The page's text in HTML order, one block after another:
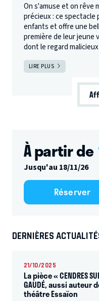
On s'amuse et on rêve
précieux : ce
enfants et offre une
première de leur
dont le regard
LIRE PLUS
À partir de
Jusqu'au 18/11/26
Réserver
DERNIÈRES
21/10/2025
La pièce « CENDRES
GAUDÉ, aussi auteur
théâtre Essaïon